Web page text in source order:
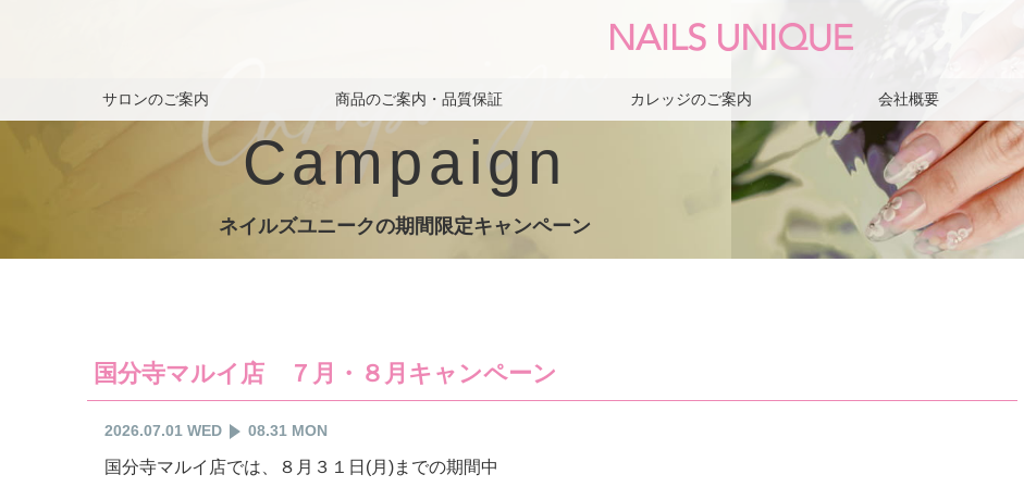
サロンのご案内 商品のご案内・品質保証 カレッジのご案内 会社概要
Campaign
ネイルズユニークの期間限定キャンペーン
国分寺マルイ店 ７月・８月キャンペーン
2026.07.01 WED 08.31 MON
国分寺マルイ店では、８月３１日(月)までの期間中